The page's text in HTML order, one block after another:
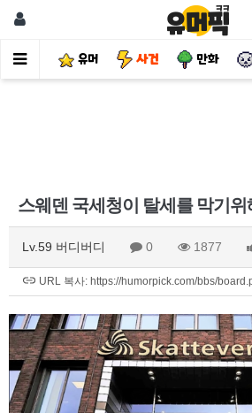
유머 사건 만화
스웨덴 국세청이 탈세를 막기위
Lv.59 버디버디 0 1877
URL 복사: https://humorpick.com/bbs/